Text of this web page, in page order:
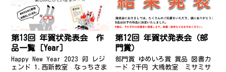
で笑...
第13回 年賀状発表会 作
品一覧［Year］
Happy New Year 2023 卯 レジ
ェンド 1.西新教室 なっちさま
第12回 年賀状発表会（部
門賞）
部門賞 ゆめいろ賞 賞品 図書カ
ード 2千円 大橋教室 ミサミサ